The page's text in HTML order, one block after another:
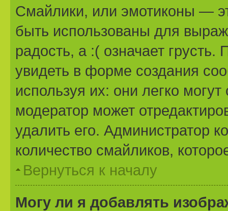
Смайлики, или эмотиконы —
быть использованы для
радость, а :( означает
увидеть в форме создания
используя их: они легко
модератор может
удалить его. Администратор
количество смайликов,
Вернуться к началу
Могу ли я добавлять